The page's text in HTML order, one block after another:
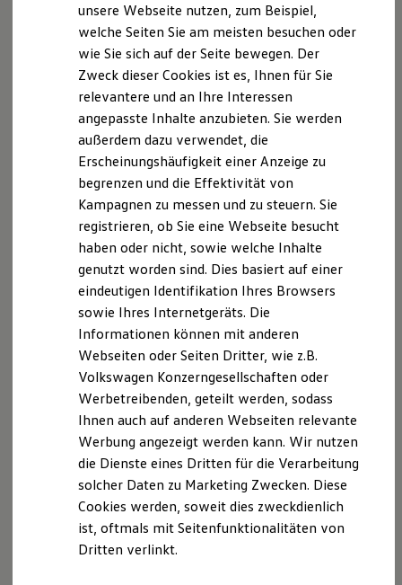
Nachhaltigkeit
Technologie
Kosten und Kauf
Kaufoptionen
E-Auto-Förderung
Software und Konnektivität
Die ID. Software 6
ID. Software Versionen und Updates
Digitale Extras
Schnittstellen zu Ihrem ID.
Hybridautos
Marke und Erlebnis
Volkswagen R und R Experience
R-Modelle
R Experience
Driving Experience
Volkswagen entdecken
Werkbesichtigung
Lifestyle Shop
T-Roc Kollektion
Golf Kollektion
ID. Kollektion
Volkswagen Kollektion
R-Kollektion
GTI Kollektion
Fußball Drop
we drive football
#wedriveproud
Besitzer und Service
Software Updates
Service und Ersatzteile
Amtsgericht Bamberg - HRB 5448 - Geschäftsführer:
Norbert Sorg, Rainer Hart
Umsatzsteuer-Identifikationsnummer gemäß §27a
Umsatzsteuergesetz: DE 812 889 395
Versicherungsvermittlerregister: D-CUC9-CPYC1-28
Erlaubnis nach § 34 d Abs. 1 GewO, erteilt durch die
IHK für München und Oberbayern, Max-Joseph-Str. 2,
80333 München
Autohaus Sand am Main, Gelder und Sorg GmbH
Zeiler Strasse 56
97522 Sand am Main
Amtsgericht Bamberg, HRB 3991
Geschäftsführer: Norbert Sorg, Rainer Hart
Umsatzsteuer-Identifikationsnummer gemäß §27a
Umsatzsteuergesetz: DE 233 614 055
Versicherungsvermittlerregister (
www.vermittlerregister.info)Register Nummer: D-
D1A9-6VSAD-84
Erlaubnis nach § 34 d Abs. 1 GewO, erteilt durch die
IHK für München und Oberbayern, Max-Joseph-Str. 2,
80333 München
unsere Webseite nutzen, zum Beispiel,
welche Seiten Sie am meisten besuchen oder
wie Sie sich auf der Seite bewegen. Der
Zweck dieser Cookies ist es, Ihnen für Sie
relevantere und an Ihre Interessen
angepasste Inhalte anzubieten. Sie werden
außerdem dazu verwendet, die
Erscheinungshäufigkeit einer Anzeige zu
begrenzen und die Effektivität von
Kampagnen zu messen und zu steuern. Sie
registrieren, ob Sie eine Webseite besucht
haben oder nicht, sowie welche Inhalte
genutzt worden sind. Dies basiert auf einer
eindeutigen Identifikation Ihres Browsers
sowie Ihres Internetgeräts. Die
Informationen können mit anderen
Webseiten oder Seiten Dritter, wie z.B.
Volkswagen Konzerngesellschaften oder
Werbetreibenden, geteilt werden, sodass
Ihnen auch auf anderen Webseiten relevante
Werbung angezeigt werden kann. Wir nutzen
die Dienste eines Dritten für die Verarbeitung
solcher Daten zu Marketing Zwecken. Diese
Cookies werden, soweit dies zweckdienlich
ist, oftmals mit Seitenfunktionalitäten von
Dritten verlinkt.